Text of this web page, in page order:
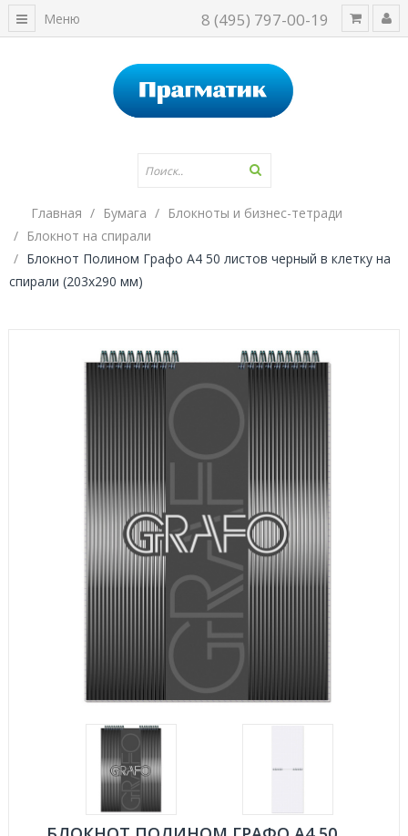
8 (495) 797-00-19
Меню
Главная Бумага
Блокноты и бизнес-тетради
Блокнот на спирали
Блокнот Полином Графо А4 50 листов черный в клетку на
спирали (203х290 мм)